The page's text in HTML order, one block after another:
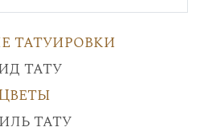
татуировки
тату
тату